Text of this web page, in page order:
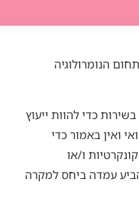
הנומרולוגיה
כדי להוות ייעוץ
ואין באמור כדי
ו/או
עמדה ביחס למקרה